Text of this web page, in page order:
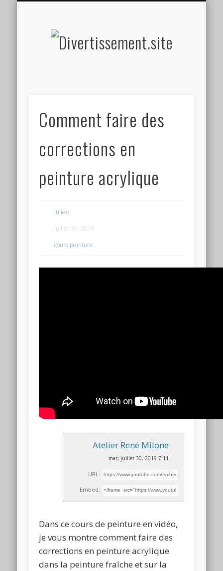
Comment faire des
corrections en
peinture acrylique
julien
juillet 30, 2019
cours peinture
Atelier René Milone
mar, juillet 30, 2019 7:11
URL:
Embed:
Dans ce cours de peinture en vidéo,
je vous montre comment faire des
corrections en peinture acrylique
dans la peinturefraîche et sur la